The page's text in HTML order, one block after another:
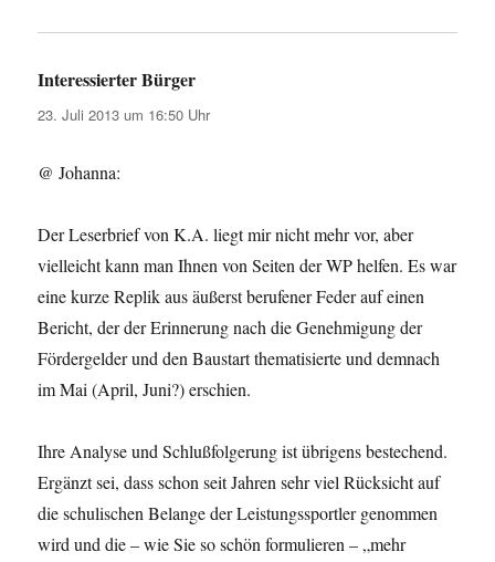
Interessierter Bürger
23. Juli 2013 um 16:50 Uhr
@ Johanna:
Der Leserbrief von K.A. liegt mir nicht mehr vor, aber
vielleicht kann man Ihnen von Seiten der WP helfen. Es war
eine kurze Replik aus äußerst berufener Feder auf einen
Bericht, der der Erinnerung nach die Genehmigung der
Fördergelder und den Baustart thematisierte und demnach
im Mai (April, Juni?) erschien.
Ihre Analyse und Schlußfolgerung ist übrigens bestechend.
Ergänzt sei, dass schon seit Jahren sehr viel Rücksicht auf
die schulischen Belange der Leistungssportler genommen
wird und die – wie Sie so schön formulieren – „mehr